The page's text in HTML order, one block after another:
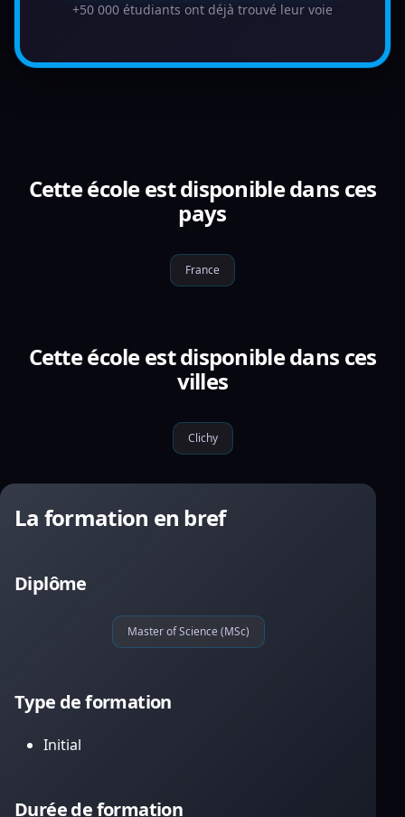
+50 000 étudiants ont déjà trouvé leur voie
Cette école est disponible dans ces
pays
France
Cette école est disponible dans ces
villes
Clichy
La formation en bref
Diplôme
Master of Science (MSc)
Type de formation
Initial
Durée de formation